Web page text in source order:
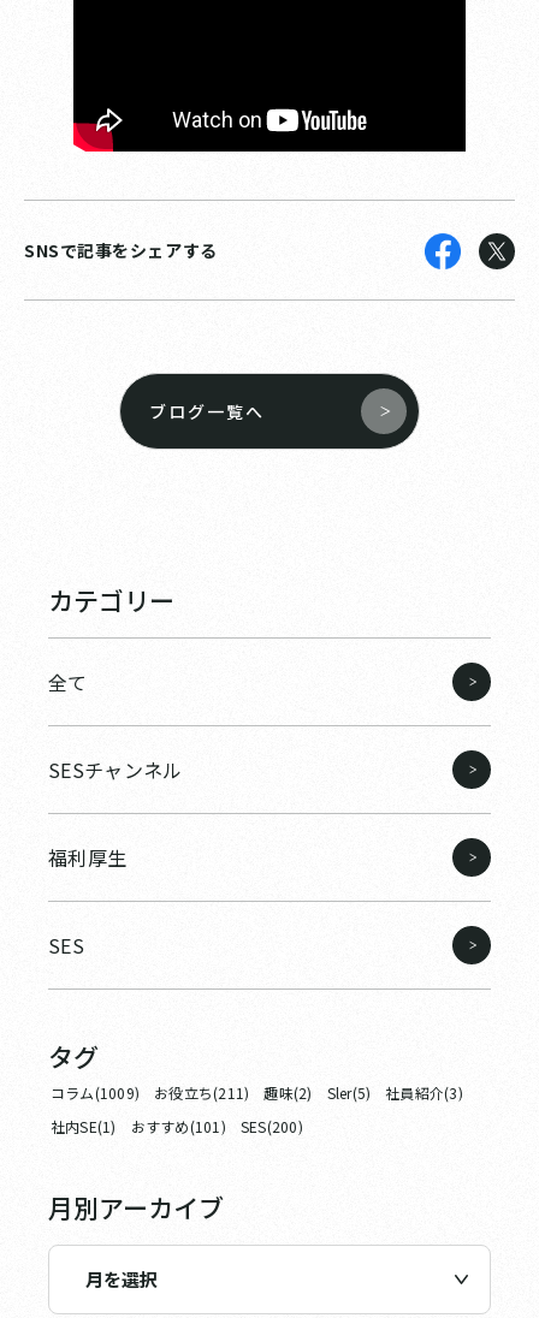
SNSで記事をシェアする
ブログ一覧へ
カテゴリー
全て
SESチャンネル
福利厚生
SES
タグ
コラム(1009) お役立ち(211) 趣味(2) Sler(5)
社員紹介(3)
社内SE(1)
おすすめ(101) SES(200)
月別アーカイブ